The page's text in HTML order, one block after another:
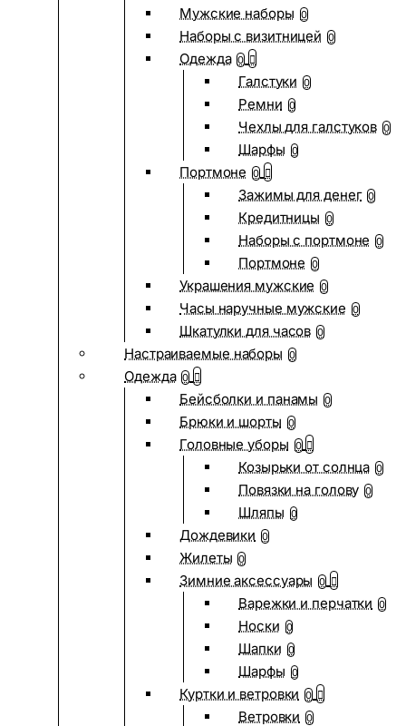
Мужские наборы 0
Наборы с визитницей 0
Одежда 0
Галстуки 0
Ремни 0
Чехлы для галстуков 0
Шарфы 0
Портмоне 0
Зажимы для денег 0
Кредитницы 0
Наборы с портмоне 0
Портмоне 0
Украшения мужские 0
Часы наручные мужские 0
Шкатулки для часов 0
Настраиваемые наборы 0
Одежда 0
Бейсболки и панамы 0
Брюки и шорты 0
Головные уборы 0
Козырьки от солнца 0
Повязки на голову 0
Шляпы 0
Дождевики 0
Жилеты 0
Зимние аксессуары 0
Варежки и перчатки 0
Носки 0
Шапки 0
Шарфы 0
Куртки и ветровки 0
Ветровки 0